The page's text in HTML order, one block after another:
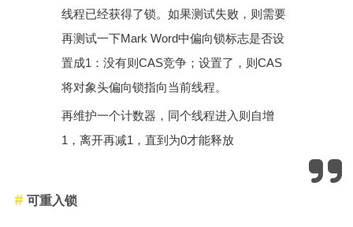
线程已经获得了锁。如果测试失败，则需要
再测试一下Mark Word中偏向锁标志是否设
置成1：没有则CAS竞争；设置了，则CAS
将对象头偏向锁指向当前线程。
再维护一个计数器，同个线程进入则自增
1，离开再减1，直到为0才能释放
可重入锁